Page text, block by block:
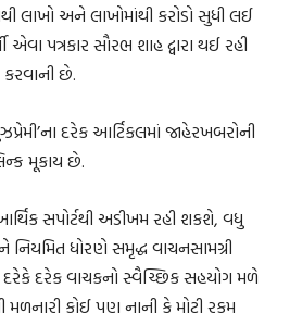
લાખો અને લાખોમાંથી કરોડો સુધી લઈ
પત્રકાર સૌરભ શાહ દ્વારા થઈ રહી
કરવાની છે.
દરેક આર્ટિકલમાં જાહેરખબરોની
મૂકાય છે.
સપોર્ટથી અડીખમ રહી શકશે, વધુ
ધોરણે સમૃદ્ધ વાચનસામગ્રી
દરેકે દરેક વાચકનો સ્વૈચ્છિક સહયોગ મળે
કોઈ પણ નાની કે મોટી રકમ